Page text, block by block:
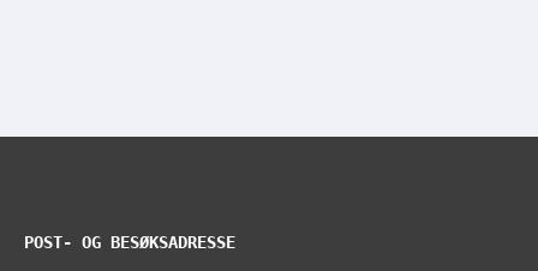
POST- OG BESØKSADRESSE